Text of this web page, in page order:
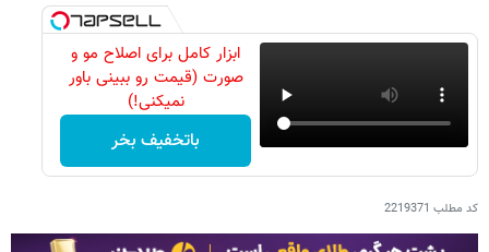
ابزار کامل برای اصلاح مو و
صورت (قیمت رو ببینی باور
نمیکنی!)
باتخفیف بخر
کد مطلب 2219371